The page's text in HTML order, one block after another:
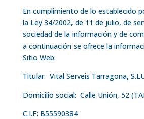
En cumplimiento de lo establecido
la Ley 34/2002, de 11 de julio, de
sociedad de la información y de
a continuación se ofrece la
Sitio Web:
Titular: Vital Serveis Tarragona,
Domicilio social: Calle Unión, 52
C.I.F: B55590384